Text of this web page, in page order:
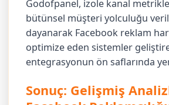
Godofpanel, izole kanal
bütünsel müşteri yolculuğu
dayanarak Facebook reklam
optimize eden sistemler
entegrasyonun ön saflarında
Sonuç: Gelişmiş